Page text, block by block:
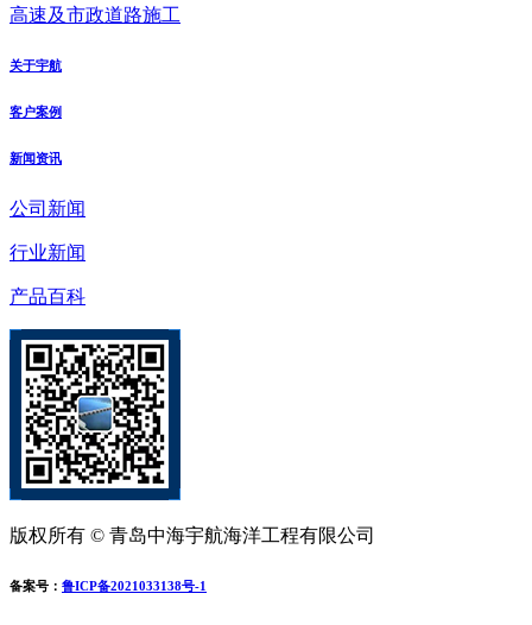
高速及市政道路施工
关于宇航
客户案例
新闻资讯
公司新闻
行业新闻
产品百科
版权所有 © 青岛中海宇航海洋工程有限公司
备案号： 鲁ICP备2021033138号-1